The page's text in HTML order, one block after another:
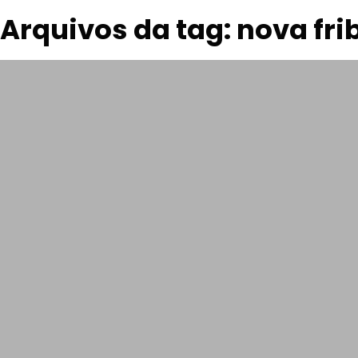
Arquivos da tag: nova